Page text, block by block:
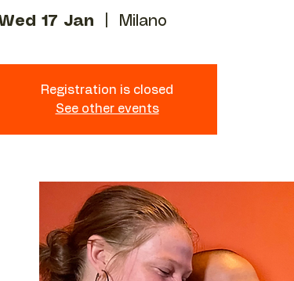
17 Jan Milano
Registration is closed
See other events